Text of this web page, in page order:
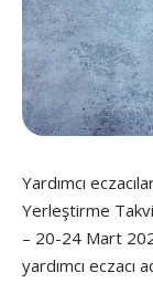
Yardımcı
Yerleştirme
– 20-24 Mart
yardımcı eczacı